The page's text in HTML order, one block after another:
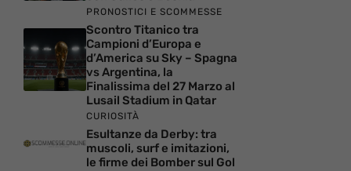
PRONOSTICI E SCOMMESSE
Scontro Titanico tra
Campioni d’Europa e
d’America su Sky – Spagna
vs Argentina, la
Finalissima del 27 Marzo al
Lusail Stadium in Qatar
CURIOSITÀ
Esultanze da Derby: tra
muscoli, surf e imitazioni,
le firme dei Bomber sul Gol